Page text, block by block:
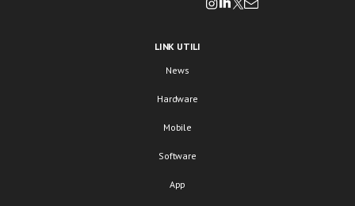
LINK UTILI
News
Hardware
Mobile
Software
App